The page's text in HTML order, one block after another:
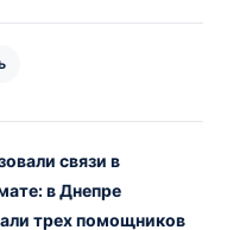
связи в
в Днепре
трех помощников